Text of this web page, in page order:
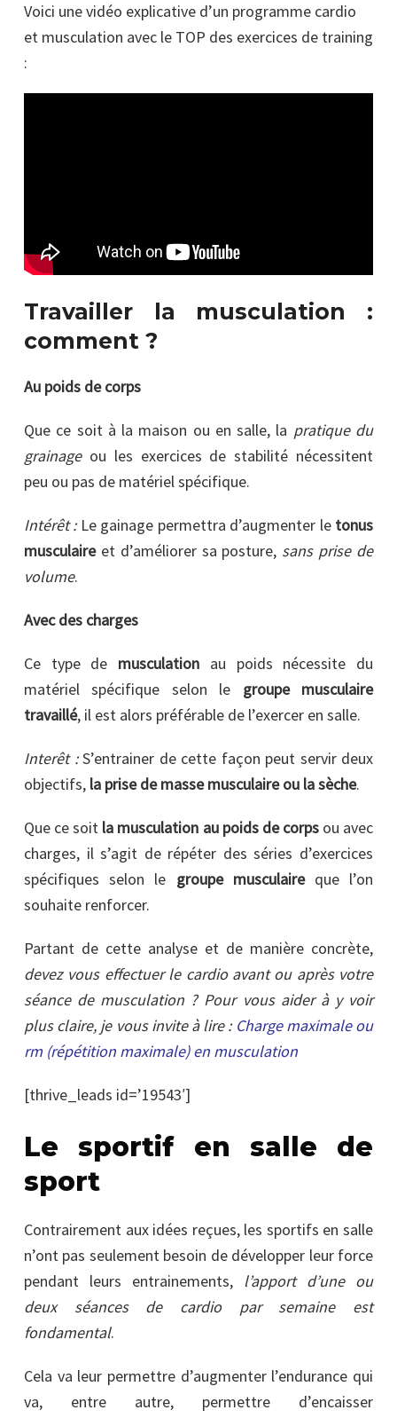
Voici une vidéo explicative d’un programme cardio
et musculation avec le TOP des exercices de training
:
Travailler la musculation :
comment ?
Au poids de corps
Que ce soit à la maison ou en salle, la pratique du
grainageou les exercices de stabilité nécessitent
peu ou pas de matériel spécifique.
Intérêt :Le gainage permettra d’augmenter le tonus
musculaireet d’améliorer sa posture, sans prise de
volume.
Avec des charges
Ce type de musculation au poids nécessite du
matériel spécifique selon le groupe musculaire
travaillé, il est alors préférable de l’exercer en salle.
Interêt :S’entrainer de cette façon peut servir deux
objectifs, la prise de masse musculaire ou la sèche.
Que ce soit la musculation au poids de corpsou avec
charges, il s’agit de répéter des séries d’exercices
spécifiques selon le groupe musculaireque l’on
souhaite renforcer.
Partant de cette analyse et de manière concrète,
devez vous effectuer le cardio avant ou après votre
séance de musculation ? Pour vous aider à y voir
plus claire, je vous invite à lire : Charge maximale ou
rm (répétition maximale) en musculation
[thrive_leads id=’19543′]
Le sportif en salle de
sport
Contrairement aux idées reçues, les sportifs en salle
n’ont pas seulement besoin de développer leur force
pendant leurs entrainements, l’apport d’une ou
deux séances de cardio par semaine est
fondamental.
Cela va leur permettre d’augmenter l’endurance qui
va, entre autre, permettre d’encaisser